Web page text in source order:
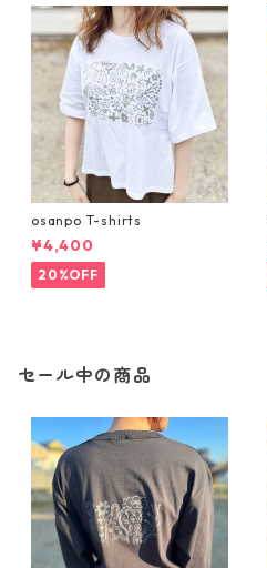
osanpo T-shirts
¥4,400
20%OFF
セール中の商品